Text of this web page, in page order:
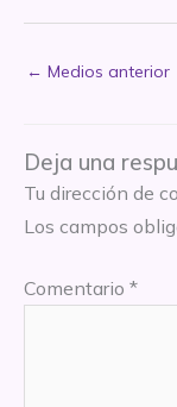
← Medios anterior
Deja una
Tu dirección de
Los campos
Comentario *